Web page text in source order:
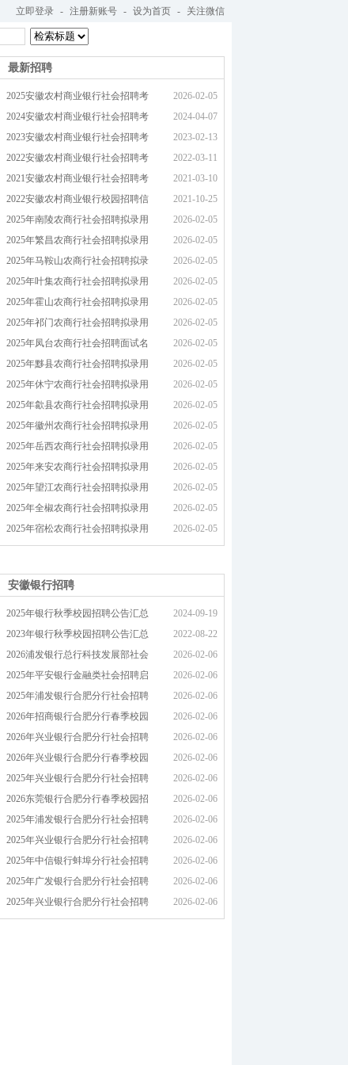
立即登录 - 注册新账号 - 设为首页 - 关注微信
最新招聘
2025安徽农村商业银行社会招聘考
2026-02-05
2024安徽农村商业银行社会招聘考
2024-04-07
2023安徽农村商业银行社会招聘考
2023-02-13
2022安徽农村商业银行社会招聘考
2022-03-11
2021安徽农村商业银行社会招聘考
2021-03-10
2022安徽农村商业银行校园招聘信
2021-10-25
2025年南陵农商行社会招聘拟录用
2026-02-05
2025年繁昌农商行社会招聘拟录用
2026-02-05
2025年马鞍山农商行社会招聘拟录
2026-02-05
2025年叶集农商行社会招聘拟录用
2026-02-05
2025年霍山农商行社会招聘拟录用
2026-02-05
2025年祁门农商行社会招聘拟录用
2026-02-05
2025年凤台农商行社会招聘面试名
2026-02-05
2025年黟县农商行社会招聘拟录用
2026-02-05
2025年休宁农商行社会招聘拟录用
2026-02-05
2025年歙县农商行社会招聘拟录用
2026-02-05
2025年徽州农商行社会招聘拟录用
2026-02-05
2025年岳西农商行社会招聘拟录用
2026-02-05
2025年来安农商行社会招聘拟录用
2026-02-05
2025年望江农商行社会招聘拟录用
2026-02-05
2025年全椒农商行社会招聘拟录用
2026-02-05
2025年宿松农商行社会招聘拟录用
2026-02-05
安徽银行招聘
2025年银行秋季校园招聘公告汇总
2024-09-19
2023年银行秋季校园招聘公告汇总
2022-08-22
2026浦发银行总行科技发展部社会
2026-02-06
2025年平安银行金融类社会招聘启
2026-02-06
2025年浦发银行合肥分行社会招聘
2026-02-06
2026年招商银行合肥分行春季校园
2026-02-06
2026年兴业银行合肥分行社会招聘
2026-02-06
2026年兴业银行合肥分行春季校园
2026-02-06
2025年兴业银行合肥分行社会招聘
2026-02-06
2026东莞银行合肥分行春季校园招
2026-02-06
2025年浦发银行合肥分行社会招聘
2026-02-06
2025年兴业银行合肥分行社会招聘
2026-02-06
2025年中信银行蚌埠分行社会招聘
2026-02-06
2025年广发银行合肥分行社会招聘
2026-02-06
2025年兴业银行合肥分行社会招聘
2026-02-06